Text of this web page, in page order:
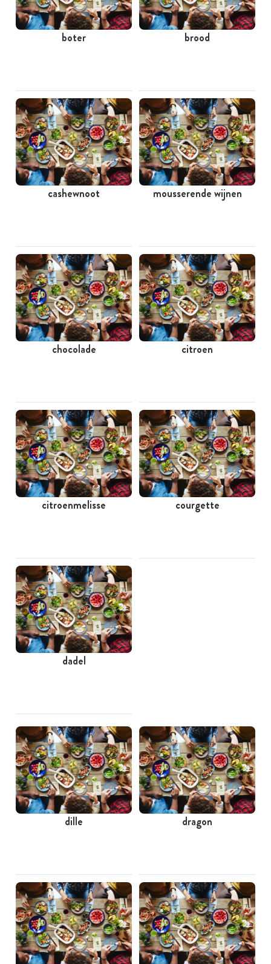
boter brood
cashewnoot mousserende wijnen
chocolade citroen
citroenmelisse courgette
dadel
dille dragon